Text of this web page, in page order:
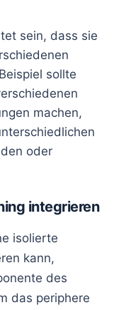
sein, dass sie
sollte
machen,
oder
integrieren
isolierte
kann,
des
das periphere